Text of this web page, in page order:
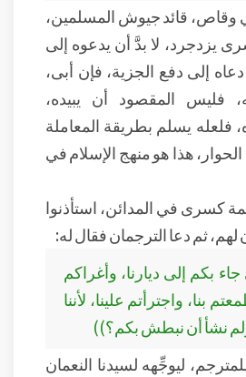
وقاص، قائد جيوش المسلمين،
يزدجرد، لا بدَّ أن يدعوه إلى
إلى دفع الجزية، فإن أبى،
فليس المقصود أن يبيده،
فلعله يسلم بطريقة المعاملة
هذا هو منهج الإسلام في
كسرى في المدائن، استأذنوا
لهم، ثم دعا الترجمان فقال له:
بكم إلى ديارنا، وأغراكم
بنا، واجترأتم علينا، لأننا
نشأ أن نبطش بكم؟))
ليوجِّهه لسيدنا النعمان